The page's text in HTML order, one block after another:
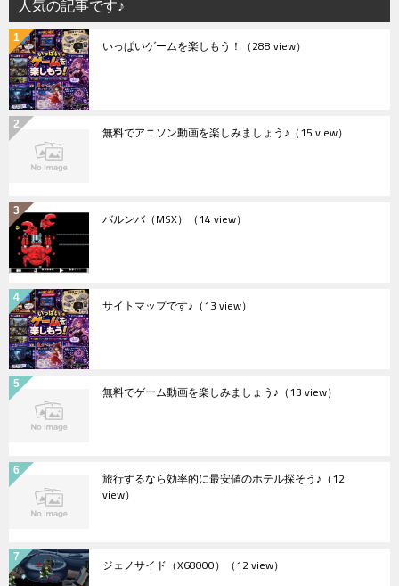
人気の記事です♪
いっぱいゲームを楽しもう！ （288 view）
無料でアニソン動画を楽しみましょう♪ （15 view）
バルンバ（MSX） （14 view）
サイトマップです♪ （13 view）
無料でゲーム動画を楽しみましょう♪ （13 view）
旅行するなら効率的に最安値のホテル探そう♪ （12
view）
ジェノサイド（X68000） （12 view）